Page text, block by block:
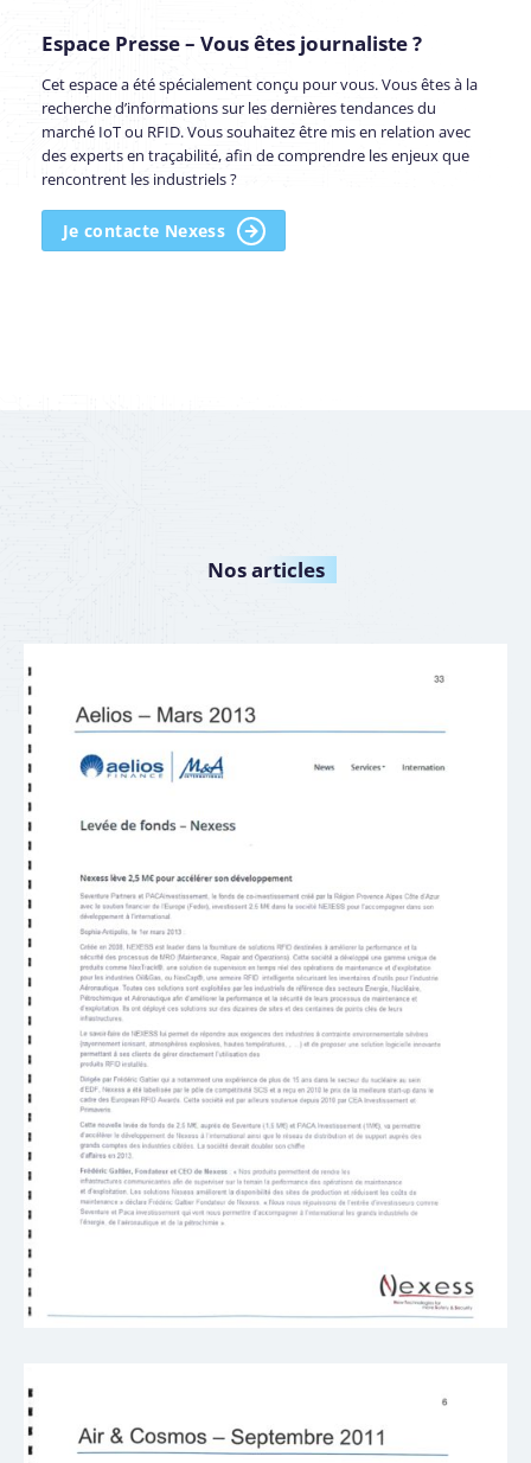
Espace Presse – Vous êtes journaliste ?
Cet espace a été spécialement conçu pour vous. Vous êtes à la
recherche d’informations sur les dernières tendances du
marché IoT ou RFID. Vous souhaitez être mis en relation avec
des experts en traçabilité, afin de comprendre les enjeux que
rencontrent les industriels ?
Je contacte Nexess
Nosarticles